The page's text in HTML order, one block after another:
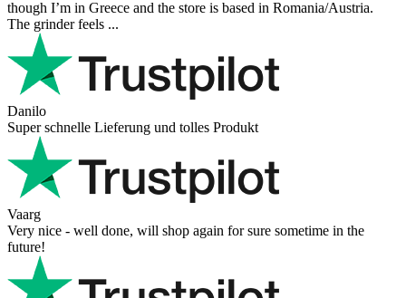
though I’m in Greece and the store is based in Romania/Austria.
The grinder feels ...
Danilo
Super schnelle Lieferung und tolles Produkt
Vaarg
Very nice - well done, will shop again for sure sometime in the
future!